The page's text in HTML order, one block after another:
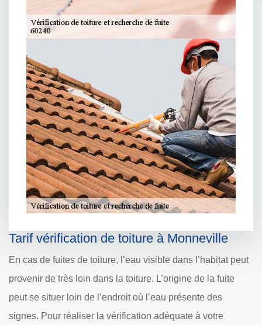
Tarif vérification de toiture à Monneville
En cas de fuites de toiture, l’eau visible dans l’habitat peut
provenir de très loin dans la toiture. L’origine de la fuite
peut se situer loin de l’endroit où l’eau présente des
signes. Pour réaliser la vérification adéquate à votre